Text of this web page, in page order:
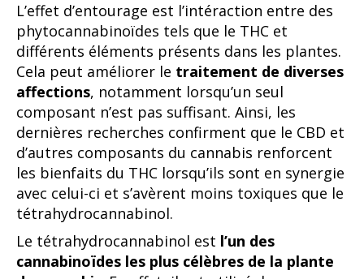
L’effet d’entourage est l’intéraction entre des
phytocannabinoïdes tels que le THC et
différents éléments présents dans les plantes.
Cela peut améliorer le traitement de diverses
affections, notamment lorsqu’un seul
composant n’est pas suffisant. Ainsi, les
dernières recherches confirment que le CBD et
d’autres composants du cannabis renforcent
les bienfaits du THC lorsqu’ils sont en synergie
avec celui-ci et s’avèrent moins toxiques que le
tétrahydrocannabinol.
Le tétrahydrocannabinol est l’un des
cannabinoïdes les plus célèbres de la plante